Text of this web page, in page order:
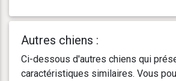
Autres chiens :
Ci-dessous d'autres chiens qui
caractéristiques similaires. Vous